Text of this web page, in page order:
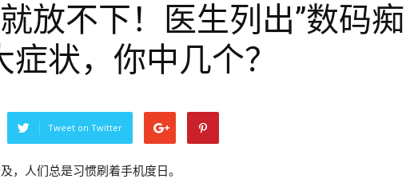
放不下！医生列出”数码痴
症状，你中几个？
Tweet on Twitter
，人们总是习惯刷着手机度日。